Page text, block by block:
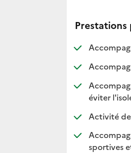
Prestations
éviter
Activité
sportives